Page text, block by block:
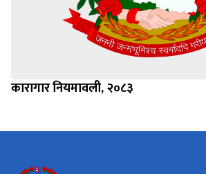
कारागार नियमावली, २०८३